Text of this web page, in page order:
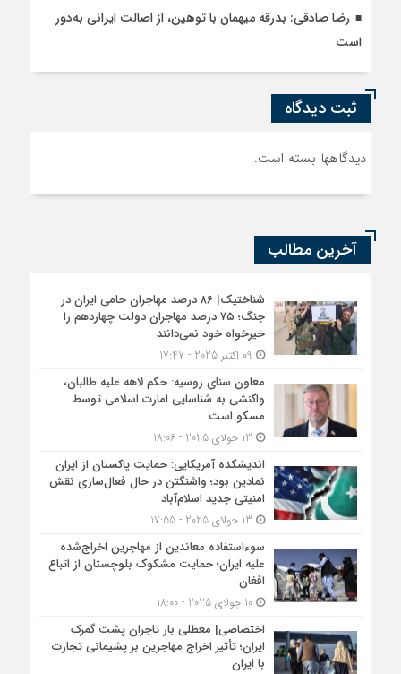
رضا صادقی: بدرقه میهمان با توهین، از اصالت ایرانی به‌دور
است
ثبت دیدگاه
دیدگاهها بسته است.
آخرین مطالب
شناختیک| ۸۶ درصد مهاجران حامی ایران در
جنگ؛ ۷۵ درصد مهاجران دولت چهاردهم را
خیرخواه خود نمی‌دانند
معاون سنای روسیه: حکم لاهه علیه طالبان،
واکنشی به شناسایی امارت اسلامی توسط
مسکو است
اندیشکده آمریکایی: حمایت پاکستان از ایران
نمادین بود؛ واشنگتن در حال فعال‌سازی نقش
امنیتی جدید اسلام‌آباد
سوءاستفاده معاندین از مهاجرین اخراج‌شده
علیه ایران؛ حمایت مشکوک بلوچستان از اتباع
افغان
10 جولای 2025 - 18:00
اختصاصی| معطلی بار تاجران پشت گمرک
ایران؛ تأثیر اخراج مهاجرین بر پشیمانی تجارت
با ایران